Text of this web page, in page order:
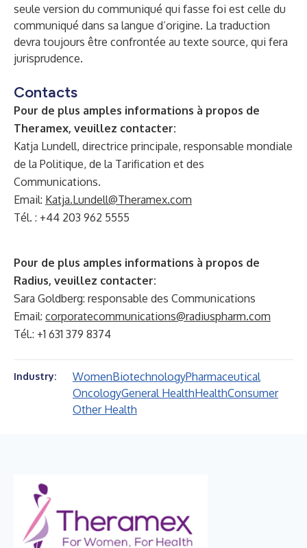
seule version du communiqué qui fasse foi est celle du
communiqué dans sa langue d’origine. La traduction
devra toujours être confrontée au texte source, qui fera
jurisprudence.
Contacts
Pour de plus amples informations à propos de
Theramex, veuillez contacter:
Katja Lundell, directrice principale, responsable mondiale
de la Politique, de la Tarification et des
Communications.
Email: Katja.Lundell@Theramex.com
Tél. : +44 203 962 5555
Pour de plus amples informations à propos de
Radius, veuillez contacter:
Sara Goldberg: responsable des Communications
Email: corporatecommunications@radiuspharm.com
Tél.: +1 631 379 8374
Industry: WomenBiotechnologyPharmaceutical
OncologyGeneral HealthHealthConsumer
Other Health